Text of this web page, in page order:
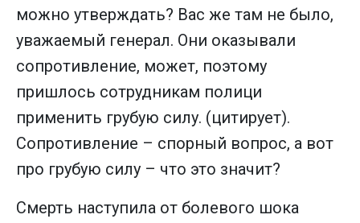
можно утверждать? Вас же там не было,
уважаемый генерал. Они оказывали
сопротивление, может, поэтому
пришлось сотрудникам полици
применить грубую силу. (цитирует).
Сопротивление – спорный вопрос, а вот
про грубую силу – что это значит?
Смерть наступила от болевого шока